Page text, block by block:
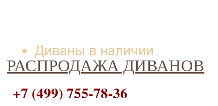
РАСПРОДАЖА ДИВАНОВ
На распродажу →
+7 (499) 755-78-36